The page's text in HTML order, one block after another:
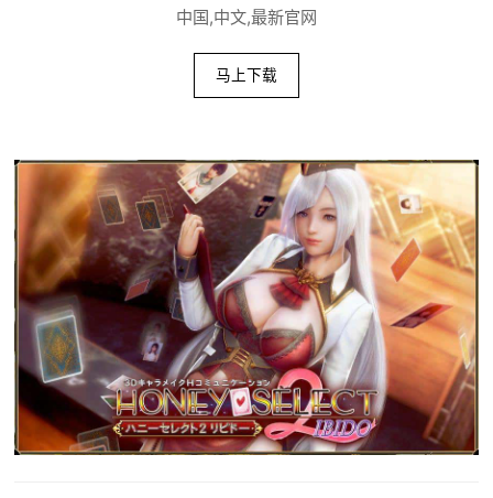
中国,中文,最新官网
马上下载